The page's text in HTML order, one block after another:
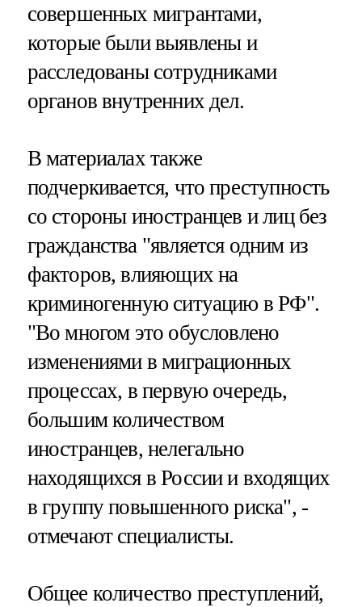
совершенных мигрантами,
которые были выявлены и
расследованы сотрудниками
органов внутренних дел.
В материалах также
подчеркивается, что преступность
со стороны иностранцев и лиц без
гражданства "является одним из
факторов, влияющих на
криминогенную ситуацию в РФ".
"Во многом это обусловлено
изменениями в миграционных
процессах, в первую очередь,
большим количеством
иностранцев, нелегально
находящихся в России и входящих
в группу повышенного риска", -
отмечают специалисты.
Общее количество преступлений,